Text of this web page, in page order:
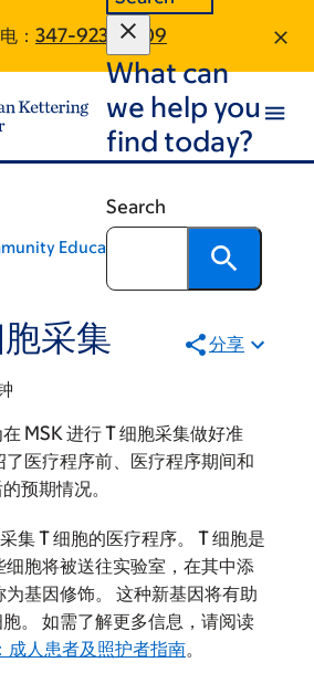
： 347-923-8909
What can
we help you
find today?
Search
Education
采集 分享
MSK 进行 T 细胞采集做好准
了医疗程序前、医疗程序期间和
预期情况。
集 T 细胞的医疗程序。 T 细胞是
细胞将被送往实验室，在其中添
为基因修饰。 这种新基因将有助
。 如需了解更多信息，请阅读
成人患者及照护者指南。